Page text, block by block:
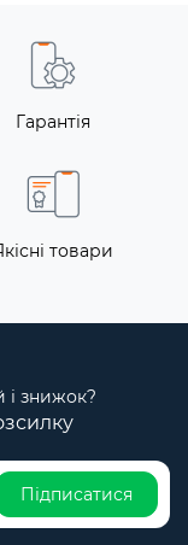
Гарантія
товари
і знижок?
Підписатися